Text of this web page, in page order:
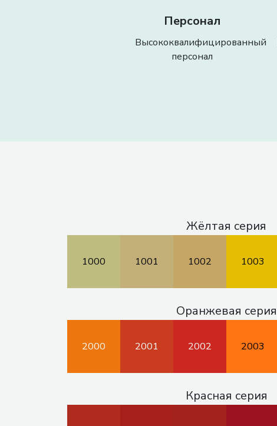
Персонал
Высококвалифицированный
персонал
Жёлтая серия
1000 1001 1002 1003
Оранжевая серия
2000 2001 2002 2003
Красная серия